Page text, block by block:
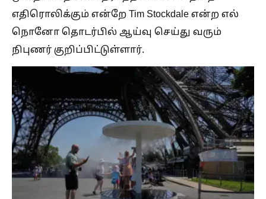
எதிரொலிக்கும் என்றே Tim Stockdale என்ற எல்
நொனோ தொடர்பில் ஆய்வு செய்து வரும்
நிபுணர் குறிப்பிட்டுள்ளார்.